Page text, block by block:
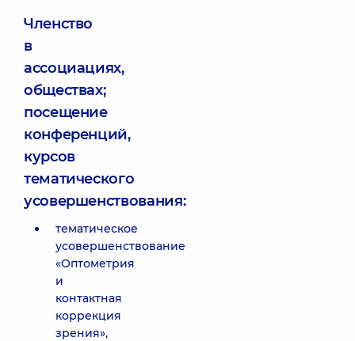
Членство
в
ассоциациях,
обществах;
посещение
конференций,
курсов
тематического
усовершенствования:
тематическое
усовершенствование
«Оптометрия
и
контактная
коррекция
зрения»,